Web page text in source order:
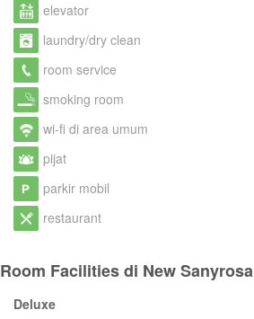
elevator
laundry/dry clean
room service
smoking room
wi-fi di area umum
pijat
parkir mobil
restaurant
Room Facilities di New Sanyrosa
Deluxe